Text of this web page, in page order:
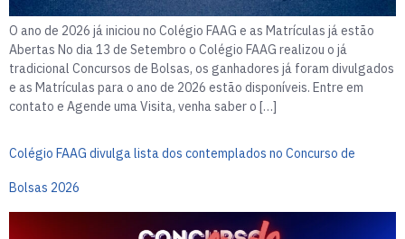
O ano de 2026 já iniciou no Colégio FAAG e as Matrículas já estão
Abertas No dia 13 de Setembro o Colégio FAAG realizou o já
tradicional Concursos de Bolsas, os ganhadores já foram divulgados
e as Matrículas para o ano de 2026 estão disponíveis. Entre em
contato e Agende uma Visita, venha saber o […]
Colégio FAAG divulga lista dos contemplados no Concurso de
Bolsas 2026